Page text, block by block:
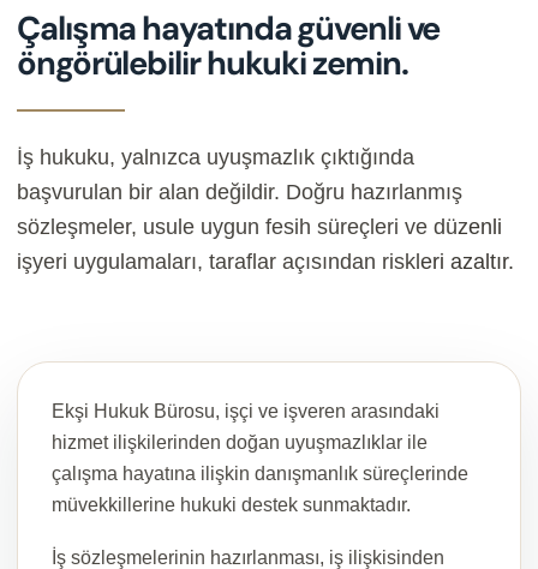
Çalışma hayatında güvenli ve
öngörülebilir hukuki zemin.
İş hukuku, yalnızca uyuşmazlık çıktığında
başvurulan bir alan değildir. Doğru hazırlanmış
sözleşmeler, usule uygun fesih süreçleri ve düzenli
işyeri uygulamaları, taraflar açısından riskleri azaltır.
Ekşi Hukuk Bürosu, işçi ve işveren arasındaki
hizmet ilişkilerinden doğan uyuşmazlıklar ile
çalışma hayatına ilişkin danışmanlık süreçlerinde
müvekkillerine hukuki destek sunmaktadır.
İş sözleşmelerinin hazırlanması, iş ilişkisinden